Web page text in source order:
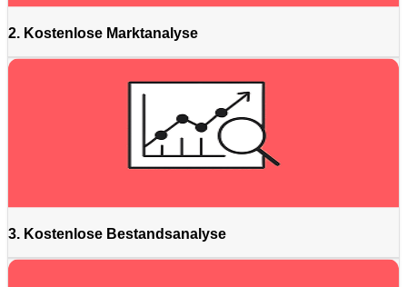
2. Kostenlose Marktanalyse
3. Kostenlose Bestandsanalyse